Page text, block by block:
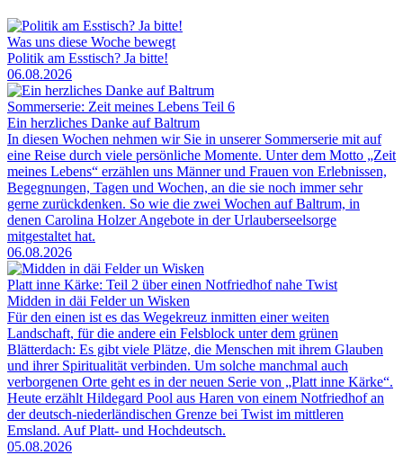
Was uns diese Woche bewegt
Politik am Esstisch? Ja bitte!
06.08.2026
Sommerserie: Zeit meines Lebens Teil 6
Ein herzliches Danke auf Baltrum
In diesen Wochen nehmen wir Sie in unserer Sommerserie mit auf
eine Reise durch viele persönliche Momente. Unter dem Motto „Zeit
meines Lebens“ erzählen uns Männer und Frauen von Erlebnissen,
Begegnungen, Tagen und Wochen, an die sie noch immer sehr
gerne zurückdenken. So wie die zwei Wochen auf Baltrum, in
denen Carolina Holzer Angebote in der Urlauberseelsorge
mitgestaltet hat.
06.08.2026
Platt inne Kärke: Teil 2 über einen Notfriedhof nahe Twist
Midden in däi Felder un Wisken
Für den einen ist es das Wegekreuz inmitten einer weiten
Landschaft, für die andere ein Felsblock unter dem grünen
Blätterdach: Es gibt viele Plätze, die Menschen mit ihrem Glauben
und ihrer Spiritualität verbinden. Um solche manchmal auch
verborgenen Orte geht es in der neuen Serie von „Platt inne Kärke“.
Heute erzählt Hildegard Pool aus Haren von einem Notfriedhof an
der deutsch-niederländischen Grenze bei Twist im mittleren
Emsland. Auf Platt- und Hochdeutsch.
05.08.2026